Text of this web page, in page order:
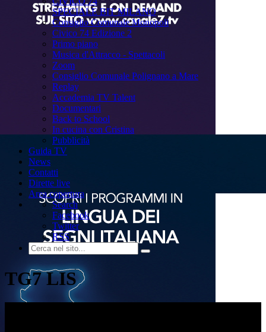
SPECIALE BIT MILANO
Consiglio Comunale Monopoli
Civico 74 Edizione 2
Primo piano
Musica d'Attracco - Spettacoli
Zoom
Consiglio Comunale Polignano a Mare
Replay
Accademia TV Talent
Documentari
Back to School
In cucina con Cristina
Pubblicità
Guida TV
News
Contatti
Dirette live
Area copertura
Search
Facebook
Twitter
RSS
TG7 LIS